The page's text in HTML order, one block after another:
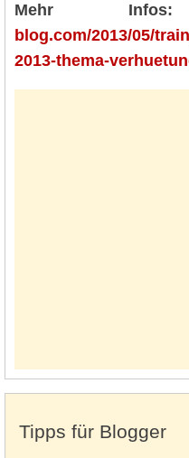
Mehr Infos:
blog.com/2013/05/
2013-thema-
Tipps für Blogger